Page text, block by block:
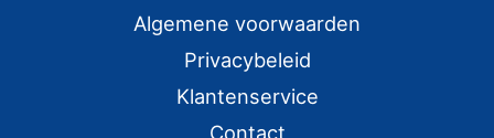
Algemene voorwaarden
Privacybeleid
Klantenservice
Contact